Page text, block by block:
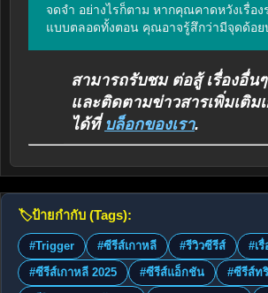
จดจำ อย่างไรก็ตาม หากคุณคาดหวังเรื่อ
แบบตลอดทั้งตอน คุณอาจรู้สึกว่ามีจุดด้อย
สามารถรับชม ต่อสู้ เรื่องอื่น
และติดตามข่าวสารเพิ่มเติม
ได้ที่ บล็อกของเรา.
🏷️ป้ายกำกับ (Tags):
#Trigger #ซีรีส์เกาหลี #รีวิวซีรีส์
#เ
#ซีรีส์เกาหลี 2025
#ซีรีส์แอ็กชัน
#ซีรีส์ท